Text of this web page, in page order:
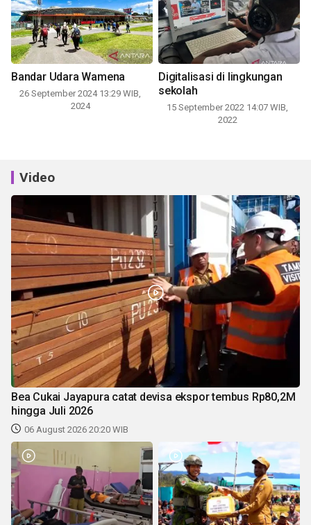
Bandar Udara Wamena
26 September 2024 13:29 WIB,
2024
Digitalisasi di lingkungan
sekolah
15 September 2022 14:07 WIB,
2022
Video
Bea Cukai Jayapura catat devisa ekspor tembus Rp80,2M
hingga Juli 2026
06 August 2026 20:20 WIB